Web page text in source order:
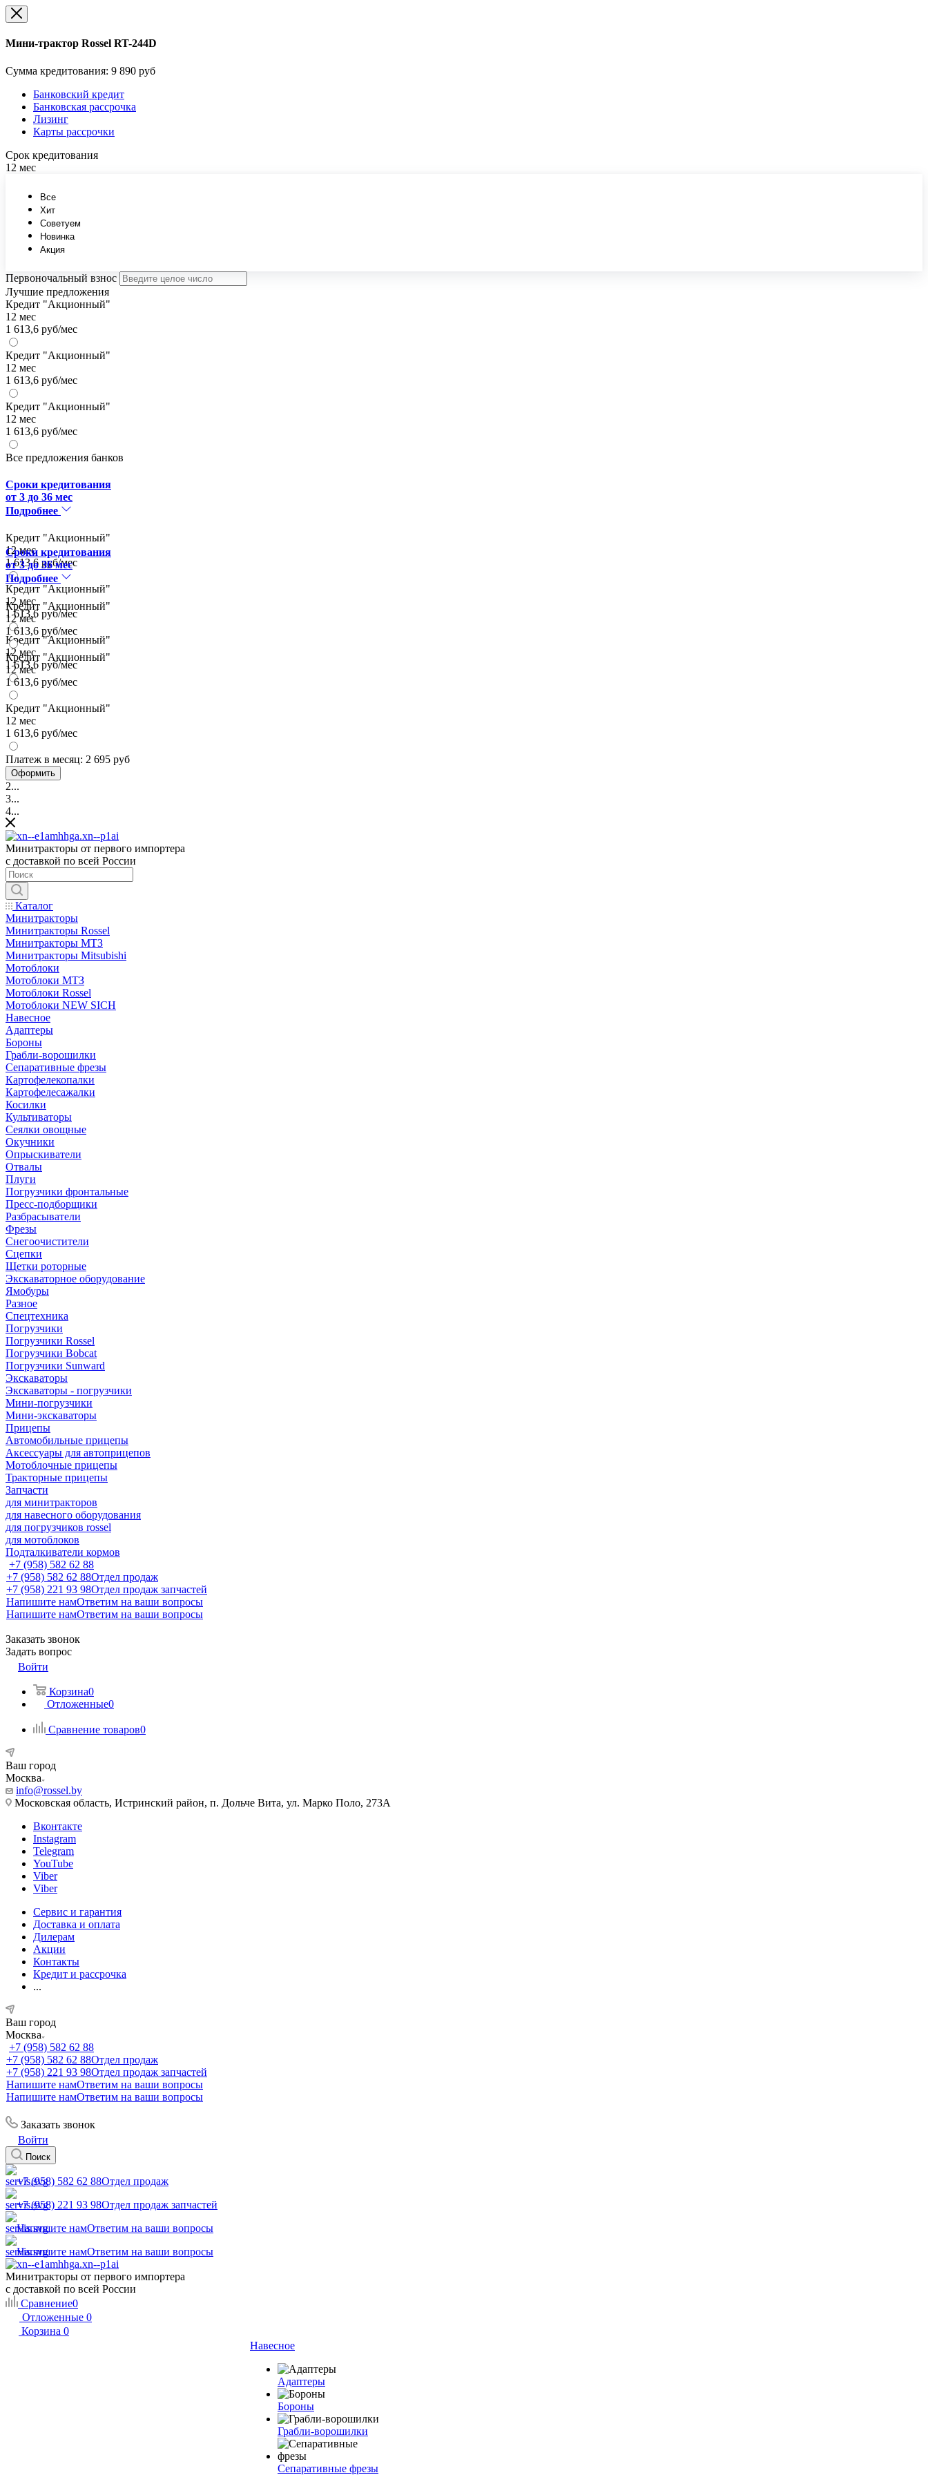
Мини-трактор Rossel RT-244D
Сумма кредитования: 9 890 руб
Банковский кредит
Банковская рассрочка
Лизинг
Карты рассрочки
Срок кредитования
12 мес
Все
Хит
Советуем
Новинка
Акция
Первоночальный взнос
Лучшие предложения
Кредит "Акционный"
12 мес
1 613,6 руб/мес
Кредит "Акционный"
12 мес
1 613,6 руб/мес
Кредит "Акционный"
12 мес
1 613,6 руб/мес
Все предложения банков
Сроки кредитования
от 3 до 36 мес
Подробнее
Кредит "Акционный"
12 мес
1 613,6 руб/мес
Кредит "Акционный"
12 мес
1 613,6 руб/мес
Кредит "Акционный"
12 мес
1 613,6 руб/мес
Сроки кредитования
от 3 до 36 мес
Подробнее
Кредит "Акционный"
12 мес
1 613,6 руб/мес
Кредит "Акционный"
12 мес
1 613,6 руб/мес
Кредит "Акционный"
12 мес
1 613,6 руб/мес
Платеж в месяц: 2 695 руб
Оформить
2...
3...
4...
Минитракторы от первого импортера
с доставкой по всей России
Каталог
Минитракторы
Минитракторы Rossel
Минитракторы МТЗ
Минитракторы Mitsubishi
Мотоблоки
Мотоблоки МТЗ
Мотоблоки Rossel
Мотоблоки NEW SICH
Навесное
Адаптеры
Бороны
Грабли-ворошилки
Сепаративные фрезы
Картофелекопалки
Картофелесажалки
Косилки
Культиваторы
Сеялки овощные
Окучники
Опрыскиватели
Отвалы
Плуги
Погрузчики фронтальные
Пресс-подборщики
Разбрасыватели
Фрезы
Снегоочистители
Сцепки
Щетки роторные
Экскаваторное оборудование
Ямобуры
Разное
Спецтехника
Погрузчики
Погрузчики Rossel
Погрузчики Bobcat
Погрузчики Sunward
Экскаваторы
Экскаваторы - погрузчики
Мини-погрузчики
Мини-экскаваторы
Прицепы
Автомобильные прицепы
Аксессуары для автоприцепов
Мотоблочные прицепы
Тракторные прицепы
Запчасти
для минитракторов
для навесного оборудования
для погрузчиков rossel
для мотоблоков
Подталкиватели кормов
+7 (958) 582 62 88
+7 (958) 582 62 88Отдел продаж
+7 (958) 221 93 98Отдел продаж запчастей
Напишите намОтветим на ваши вопросы
Напишите намОтветим на ваши вопросы
Заказать звонок
Задать вопрос
Войти
Корзина0
Отложенные0
Сравнение товаров0
Ваш город
Москва
info@rossel.by
Московская область, Истринский район, п. Дольче Вита, ул. Марко Поло, 273А
Вконтакте
Instagram
Telegram
YouTube
Viber
Viber
Сервис и гарантия
Доставка и оплата
Дилерам
Акции
Контакты
Кредит и рассрочка
...
Ваш город
Москва
+7 (958) 582 62 88
+7 (958) 582 62 88Отдел продаж
+7 (958) 221 93 98Отдел продаж запчастей
Напишите намОтветим на ваши вопросы
Напишите намОтветим на ваши вопросы
Заказать звонок
Войти
Поиск
+7 (958) 582 62 88Отдел продаж
+7 (958) 221 93 98Отдел продаж запчастей
Напишите намОтветим на ваши вопросы
Напишите намОтветим на ваши вопросы
Минитракторы от первого импортера
с доставкой по всей России
Сравнение0
Отложенные 0
Корзина 0
Навесное
Адаптеры
Бороны
Грабли-ворошилки
Сепаративные фрезы